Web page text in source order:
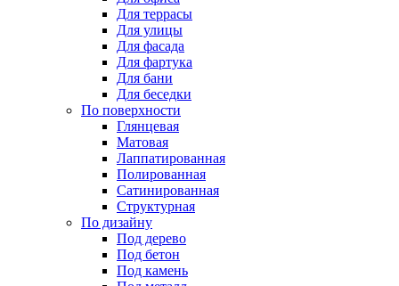
Для террасы
Для улицы
Для фасада
Для фартука
Для бани
Для беседки
По поверхности
Глянцевая
Матовая
Лаппатированная
Полированная
Сатинированная
Структурная
По дизайну
Под дерево
Под бетон
Под камень